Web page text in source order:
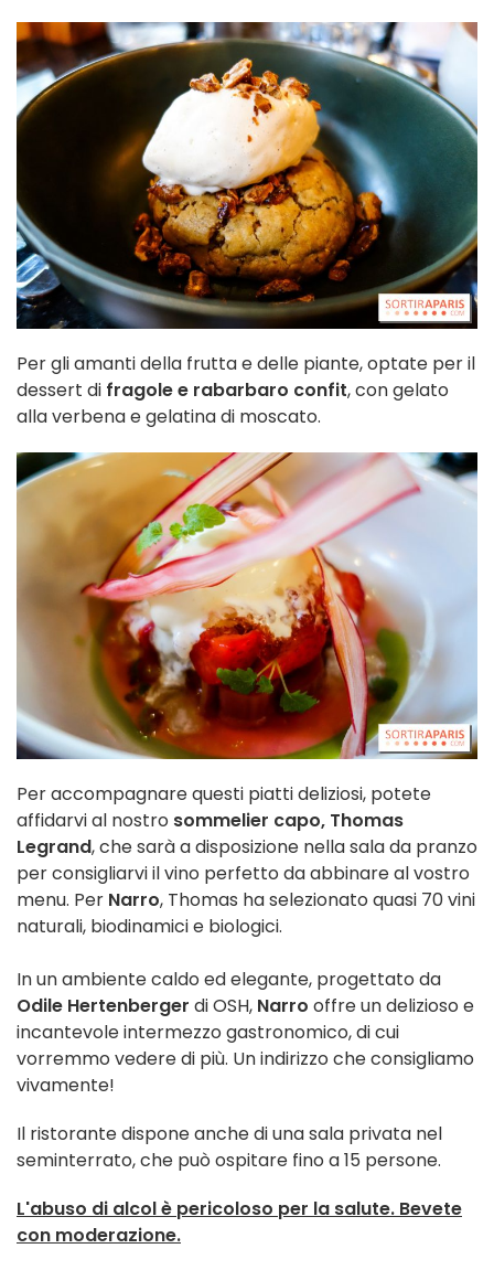
Per gli amanti della frutta e delle piante, optate per il
dessert di fragole e rabarbaro confit, con gelato
alla verbena e gelatina di moscato.
Per accompagnare questi piatti deliziosi, potete
affidarvi al nostro sommelier capo, Thomas
Legrand, che sarà a disposizione nella sala da pranzo
per consigliarvi il vino perfetto da abbinare al vostro
menu. Per Narro, Thomas ha selezionato quasi 70 vini
naturali, biodinamici e biologici.
In un ambiente caldo ed elegante, progettato da
Odile Hertenberger di OSH, Narro offre un delizioso e
incantevole intermezzo gastronomico, di cui
vorremmo vedere di più. Un indirizzo che consigliamo
vivamente!
Il ristorante dispone anche di una sala privata nel
seminterrato, che può ospitare fino a 15 persone.
L'abuso di alcol è pericoloso per la salute. Bevete
con moderazione.